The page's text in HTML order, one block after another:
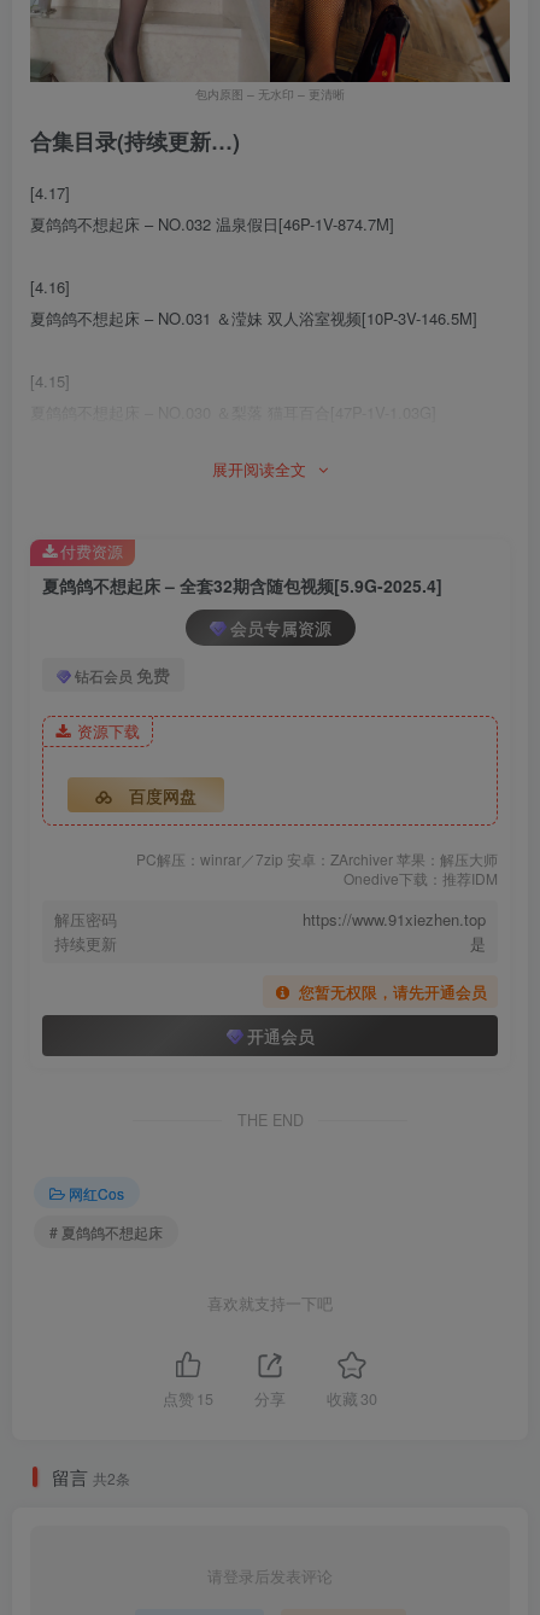
包内原图 – 无水印 – 更清晰
合集目录(持续更新…)
[4.17]
夏鸽鸽不想起床 – NO.032 温泉假日[46P-1V-874.7M]
[4.16]
夏鸽鸽不想起床 – NO.031 ＆滢妹 双人浴室视频[10P-3V-146.5M]
[4.15]
[2023.10.20更1]
夏鸽鸽不想起床 – NO.028 生与死 惠乃果泳装自拍[29P-128.3M]
[10.12更1]
夏鸽鸽不想起床 – NO.026 天狼星泳装[43P-173.1M]
夏鸽鸽不想起床 – NO.025 约尔太太泳衣[40P-1V-131.6M]
[2023.4.9更2]
夏鸽鸽不想起床 – NO.023 红丝带 [36P3V-75MB]
夏鸽鸽不想起床 NO.020 温泉女老板 [34P2V-88MB]
夏鸽鸽不想起床 NO.018 白木芽衣子 泳衣 [43P-154MB]
夏鸽鸽不想起床 NO.017 精灵村 普莉希拉 [41P-313MB]
夏鸽鸽不想起床 NO.013 杀生院泳装 [30P-147MB]
夏鸽鸽不想起床 NO.012 黑兽 奥莉加 [52P-263MB]
夏鸽鸽不想起床 NO.009 副会长 监狱学院自拍 [37P-62MB]
夏鸽鸽不想起床 NO.006 修女 [40P4V-121MB]
展开阅读全文
夏鸽鸽不想起床 – 全套32期含随包视频[5.9G-2025.4]
会员专属资源
钻石会员 免费
资源下载
百度网盘
PC解压：winrar／7zip 安卓：ZArchiver 苹果：解压大师
Onedive下载：推荐IDM
解压密码
https://www.91xiezhen.top
持续更新
是
您暂无权限，请先开通会员
开通会员
付费资源
THE END
网红Cos
# 夏鸽鸽不想起床
喜欢就支持一下吧
点赞 15 分享 收藏 30
留言 共2条
请登录后发表评论